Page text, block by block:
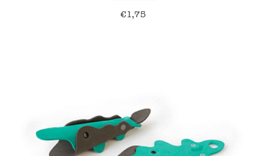
€1,75